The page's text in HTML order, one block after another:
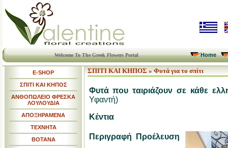
Welcome To The Greek Flowers Portal Home
E-SHOP
ΣΠΙΤΙ ΚΑΙ ΚΗΠΟΣ
ΑΝΘΟΠΩΛΕΙΟ ΦΡΕΣΚΑ
ΛΟΥΛΟΥΔΙΑ
ΑΠΟΞΗΡΑΜΕΝΑ
ΤΕΧΝΗΤΑ
ΒΟΤΑΝΑ
ΣΠΙΤΙ ΚΑΙ ΚΗΠΟΣ » Φυτά για το σπίτι
Φυτά που ταιριάζουν σε κάθε
Υφαντή)
Κέντια
Περιγραφή  Προέλευση